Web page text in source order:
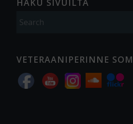
HAKU SIVUILTA
VETERAANIPERINNE